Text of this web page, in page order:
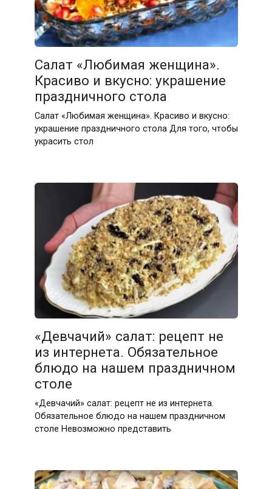
Салат «Любимая женщина».
Красиво и вкусно: украшение
праздничного стола
Салат «Любимая женщина». Красиво и вкусно:
украшение праздничного стола Для того, чтобы
украсить стол
«Девчачий» салат: рецепт не
из интернета. Обязательное
блюдо на нашем праздничном
столе
«Девчачий» салат: рецепт не из интернета.
Обязательное блюдо на нашем праздничном
столе Невозможно представить